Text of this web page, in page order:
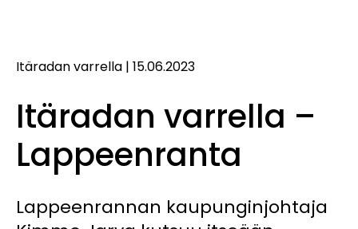
Itäradan varrella | 15.06.2023
Itäradan varrella –
Lappeenranta
Lappeenrannan kaupunginjohtaja